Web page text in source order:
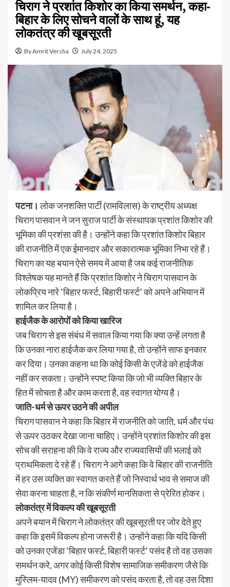
चिराग ने प्रशांत किशोर का किया समर्थन, कहा-
बिहार के लिए सोचने वालों के साथ हूं, यह
लोकतंत्र की खूबसूरती
By Amrit Versha July 24, 2025
पटना। लोक जनशक्ति पार्टी (रामविलास) के राष्ट्रीय अध्यक्ष
चिराग पासवान ने जन सुराज पार्टी के संस्थापक प्रशांत किशोर की
भूमिका की प्रशंसा की है। उन्होंने कहा कि प्रशांत किशोर बिहार
की राजनीति में एक ईमानदार और सकारात्मक भूमिका निभा रहे हैं।
चिराग का यह बयान ऐसे समय में आया है जब कई राजनीतिक
विश्लेषक यह मानते हैं कि प्रशांत किशोर ने चिराग पासवान के
लोकप्रिय नारे ‘बिहार फर्स्ट, बिहारी फर्स्ट’ को अपने अभियान में
शामिल कर लिया है।
हाईजैक के आरोपों को किया खारिज
जब चिराग से इस संबंध में सवाल किया गया कि क्या उन्हें लगता है
कि उनका नारा हाईजैक कर लिया गया है, तो उन्होंने साफ इनकार
कर दिया। उनका कहना था कि कोई किसी के एजेंडे को हाईजैक
नहीं कर सकता। उन्होंने स्पष्ट किया कि जो भी व्यक्ति बिहार के
हित में सोचता है और काम करता है, वह स्वागत योग्य है।
जाति-धर्म से ऊपर उठने की अपील
चिराग पासवान ने कहा कि बिहार में राजनीति को जाति, धर्म और पंथ
से ऊपर उठकर देखा जाना चाहिए। उन्होंने प्रशांत किशोर की इस
सोच की सराहना की कि वे राज्य और राज्यवासियों की भलाई को
प्राथमिकता दे रहे हैं। चिराग ने आगे कहा कि वे बिहार की राजनीति
में हर उस व्यक्ति का स्वागत करते हैं जो निस्वार्थ भाव से समाज की
सेवा करना चाहता है, न कि संकीर्ण मानसिकता से प्रेरित होकर।
लोकतंत्र में विकल्प की खूबसूरती
अपने बयान में चिराग ने लोकतंत्र की खूबसूरती पर जोर देते हुए
कहा कि इसमें विकल्प होना जरूरी है। उन्होंने कहा कि यदि किसी
को उनका एजेंडा ‘बिहार फर्स्ट, बिहारी फर्स्ट’ पसंद है तो वह उसका
समर्थन करे, अगर कोई किसी विशेष सामाजिक समीकरण जैसे कि
मुस्लिम-यादव (MY) समीकरण को पसंद करता है, तो वह उस दिशा